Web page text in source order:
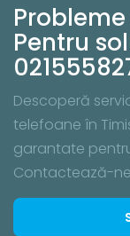
Pentru
Descoperă
telefoane în
garantate
Contactează-